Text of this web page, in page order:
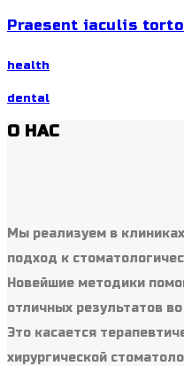
Praesent iaculis
health
dental
О НАС
Мы реализуем в
подход к
Новейшие методики
отличных результатов
Это касается
хирургической